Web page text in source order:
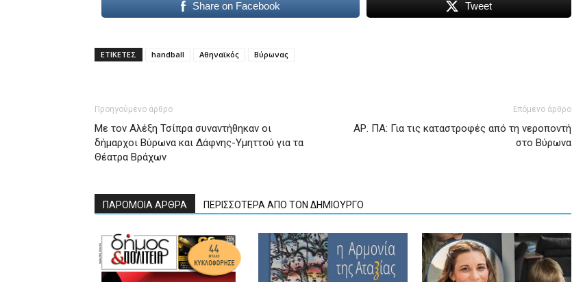
Share on Facebook Tweet
ΕΤΙΚΕΤΕΣ handball Αθηναϊκός Βύρωνας
Προηγούμενο άρθρο
Με τον Αλέξη Τσίπρα συναντήθηκαν οι
δήμαρχοι Βύρωνα και Δάφνης-Υμηττού για τα
Θέατρα Βράχων
Επόμενο άρθρο
ΑΡ. ΠΑ: Για τις καταστροφές από τη νεροποντή
στο Βύρωνα
ΠΑΡΟΜΟΙΑ ΑΡΘΡΑ ΠΕΡΙΣΣΟΤΕΡΑ ΑΠΟ ΤΟΝ ΔΗΜΙΟΥΡΓΟ